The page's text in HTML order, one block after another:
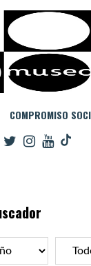
COMPROMISO